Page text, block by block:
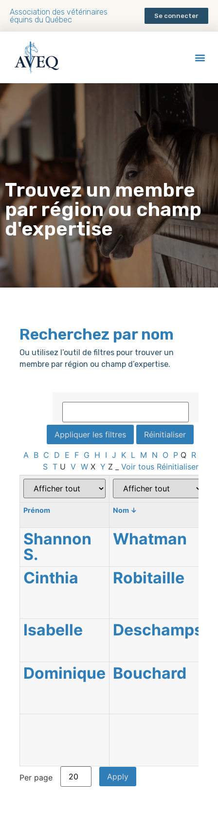
Association des vétérinaires
équins du Québec
Se connecter
Trouvez un membre
par région ou champ
d'expertise
Recherchez par nom
Ou utilisez l’outil de filtres pour trouver un
membre par région ou champ d’expertise.
A B C D E F G H I J K L M N O P Q R
S T U V W X Y Z Voir tous Réinitialiser
Prénom Nom ↓
Shannon
S.
Whatman
Cinthia Robitaille
Isabelle Deschamps
Dominique Bouchard
Per page